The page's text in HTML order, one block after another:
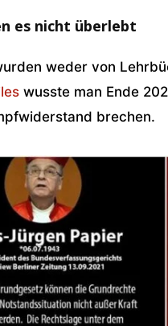
es nicht überlebt
weder von
wusste man Ende
brechen.